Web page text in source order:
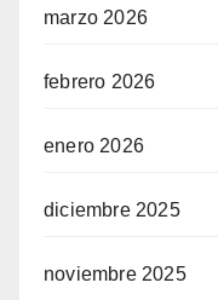
marzo 2026
febrero 2026
enero 2026
diciembre 2025
noviembre 2025